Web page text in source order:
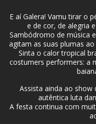
E aí Galera! Vamu tirar o
e de cor, de alegria
Sambódromo de música
agitam as suas plumas
Sinta o calor tropical
costumers performers: a
Assista ainda ao show
autêntica luta
A festa continua com